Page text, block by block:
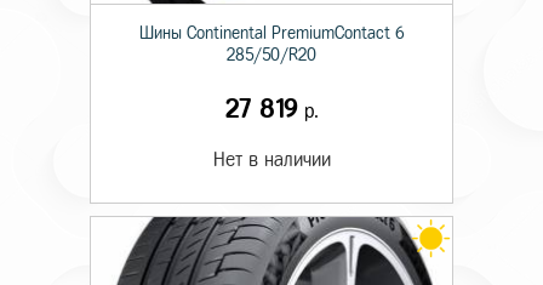
Шины Continental PremiumContact 6
285/50/R20
27 819р.
Нет в наличии